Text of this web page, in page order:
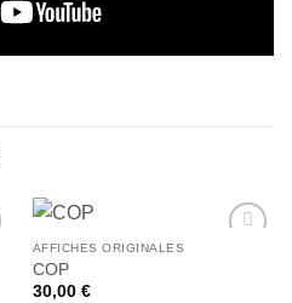
AFFICHES ORIGINALES
COP
30,00 €